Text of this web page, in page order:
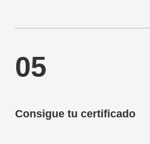
05
Consigue tu certificado